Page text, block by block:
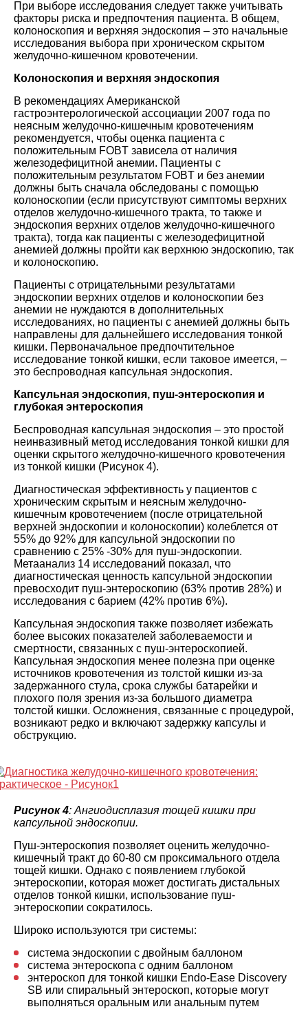
При выборе исследования следует также учитывать
факторы риска и предпочтения пациента. В общем,
колоноскопия и верхняя эндоскопия – это начальные
исследования выбора при хроническом скрытом
желудочно-кишечном кровотечении.
Колоноскопия и верхняя эндоскопия
В рекомендациях Американской
гастроэнтерологической ассоциации 2007 года по
неясным желудочно-кишечным кровотечениям
рекомендуется, чтобы оценка пациента с
положительным FOBT зависела от наличия
железодефицитной анемии. Пациенты с
положительным результатом FOBT и без анемии
должны быть сначала обследованы с помощью
колоноскопии (если присутствуют симптомы верхних
отделов желудочно-кишечного тракта, то также и
эндоскопия верхних отделов желудочно-кишечного
тракта), тогда как пациенты с железодефицитной
анемией должны пройти как верхнюю эндоскопию, так
и колоноскопию.
Пациенты с отрицательными результатами
эндоскопии верхних отделов и колоноскопии без
анемии не нуждаются в дополнительных
исследованиях, но пациенты с анемией должны быть
направлены для дальнейшего исследования тонкой
кишки. Первоначальное предпочтительное
исследование тонкой кишки, если таковое имеется, –
это беспроводная капсульная эндоскопия.
Капсульная эндоскопия, пуш-энтероскопия и
глубокая энтероскопия
Беспроводная капсульная эндоскопия – это простой
неинвазивный метод исследования тонкой кишки для
оценки скрытого желудочно-кишечного кровотечения
из тонкой кишки (Рисунок 4).
Диагностическая эффективность у пациентов с
хроническим скрытым и неясным желудочно-
кишечным кровотечением (после отрицательной
верхней эндоскопии и колоноскопии) колеблется от
55% до 92% для капсульной эндоскопии по
сравнению с 25% -30% для пуш-эндоскопии.
Метаанализ 14 исследований показал, что
диагностическая ценность капсульной эндоскопии
превосходит пуш-энтероскопию (63% против 28%) и
исследования с барием (42% против 6%).
Капсульная эндоскопия также позволяет избежать
более высоких показателей заболеваемости и
смертности, связанных с пуш-энтероскопией.
Капсульная эндоскопия менее полезна при оценке
источников кровотечения из толстой кишки из-за
задержанного стула, срока службы батарейки и
плохого поля зрения из-за большого диаметра
толстой кишки. Осложнения, связанные с процедурой,
возникают редко и включают задержку капсулы и
обструкцию.
Рисунок 4: Ангиодисплазия тощей кишки при
капсульной эндоскопии.
Пуш-энтероскопия позволяет оценить желудочно-
кишечный тракт до 60-80 см проксимального отдела
тощей кишки. Однако с появлением глубокой
энтероскопии, которая может достигать дистальных
отделов тонкой кишки, использование пуш-
энтероскопии сократилось.
Широко используются три системы:
система эндоскопии с двойным баллоном
система энтероскопа с одним баллоном
энтероскоп для тонкой кишки Endo-Ease Discovery
SB или спиральный энтероскоп, которые могут
выполняться оральным или анальным путем